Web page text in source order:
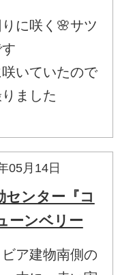
に咲く🌸サツ
いていたので
ました
05月14日
センター『コ
ーンベリー
ア建物南側の